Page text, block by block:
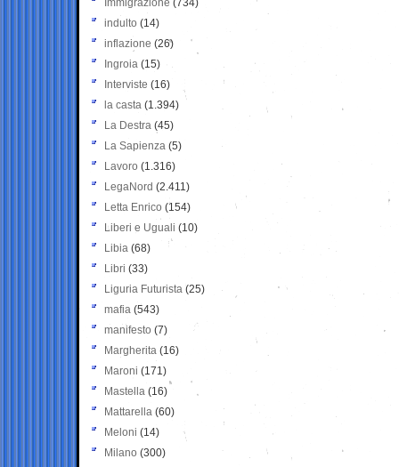
Immigrazione (734)
indulto (14)
inflazione (26)
Ingroia (15)
Interviste (16)
la casta (1.394)
La Destra (45)
La Sapienza (5)
Lavoro (1.316)
LegaNord (2.411)
Letta Enrico (154)
Liberi e Uguali (10)
Libia (68)
Libri (33)
Liguria Futurista (25)
mafia (543)
manifesto (7)
Margherita (16)
Maroni (171)
Mastella (16)
Mattarella (60)
Meloni (14)
Milano (300)